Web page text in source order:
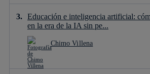
Educación e inteligencia artificial:
en la era de la IA sin pe...
Chimo Villena